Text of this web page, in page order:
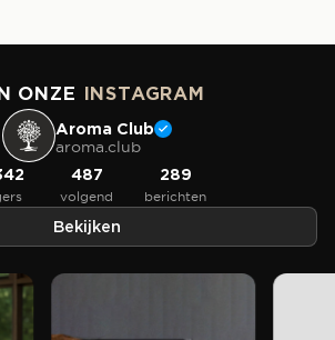
ONZE INSTAGRAM
Aroma Club
aroma.club
487
volgend
289
berichten
Bekijken